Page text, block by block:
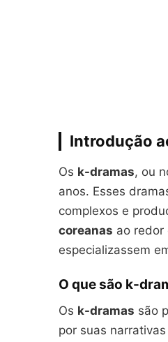
Introdução
Os k-dramas, ou
anos. Esses
complexos e
coreanas ao redor
especializassem
O que são k-
Os k-dramas são
por suas